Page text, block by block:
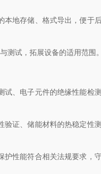
地存储、格式导出，便于
试，拓展设备的适用范围。
、电子元件的绝缘性能检测
证、储能材料的热稳定性
性能符合相关法规要求，